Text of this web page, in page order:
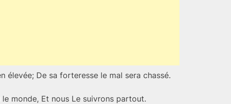
élevée; De sa forteresse le mal sera chassé.
monde, Et nous Le suivrons partout.